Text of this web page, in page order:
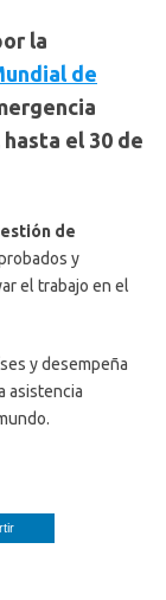
la
de
el 30 de
de
y
el trabajo en el
y desempeña
asistencia